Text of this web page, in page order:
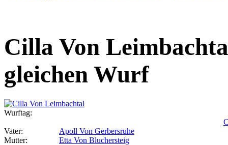
Cilla Von
gleichen Wurf
Wurftag:
Vater:
Apoll Von Gerbersruhe
Mutter:
Etta Von Bluchersteig